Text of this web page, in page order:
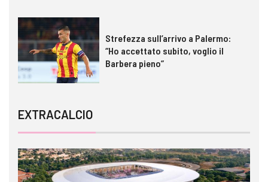
Strefezza sull’arrivo a Palermo:
“Ho accettato subito, voglio il
Barbera pieno”
EXTRACALCIO